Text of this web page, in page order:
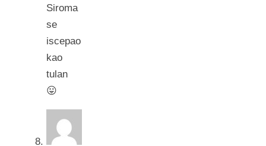
Siroma
se
iscepao
kao
tulan
😛